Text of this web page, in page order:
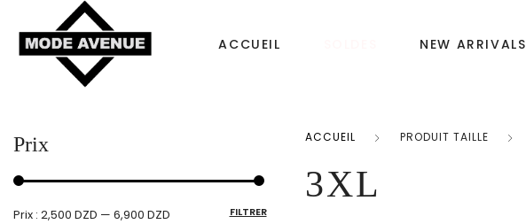
ACCUEIL NEW ARRIVALS
CHAUSSURES
Prix
FILTRER
Prix : 2,500 DZD — 6,900 DZD
ACCUEIL PRODUIT TAILLE
3XL